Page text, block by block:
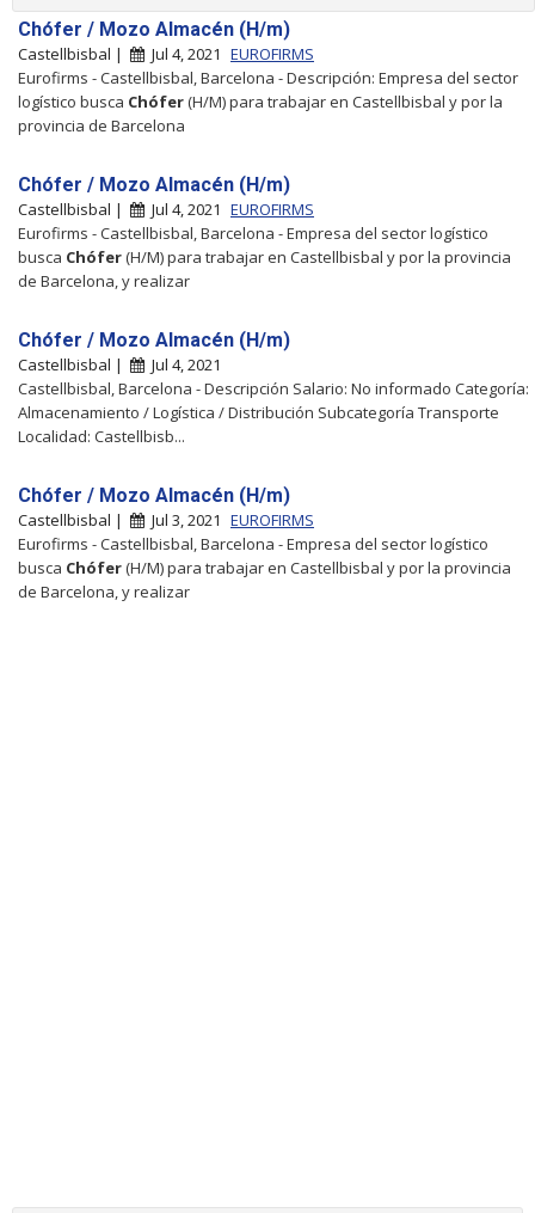
Chófer / Mozo Almacén (H/m)
Castellbisbal | Jul 4, 2021 EUROFIRMS
Eurofirms - Castellbisbal, Barcelona - Descripción: Empresa del sector
logístico busca Chófer(H/M) para trabajar en Castellbisbal y por la
provincia de Barcelona
Chófer / Mozo Almacén (H/m)
Castellbisbal | Jul 4, 2021 EUROFIRMS
Eurofirms - Castellbisbal, Barcelona - Empresa del sector logístico
busca Chófer(H/M) para trabajar en Castellbisbal y por la provincia
de Barcelona, y realizar
Chófer / Mozo Almacén (H/m)
Castellbisbal |
Jul 4, 2021
Castellbisbal, Barcelona - Descripción Salario: No informado Categoría:
Almacenamiento / Logística / Distribución Subcategoría Transporte
Localidad: Castellbisb...
Chófer / Mozo Almacén (H/m)
Castellbisbal | Jul 3, 2021 EUROFIRMS
Eurofirms - Castellbisbal, Barcelona - Empresa del sector logístico
busca Chófer(H/M) para trabajar en Castellbisbal y por la provincia
de Barcelona, y realizar